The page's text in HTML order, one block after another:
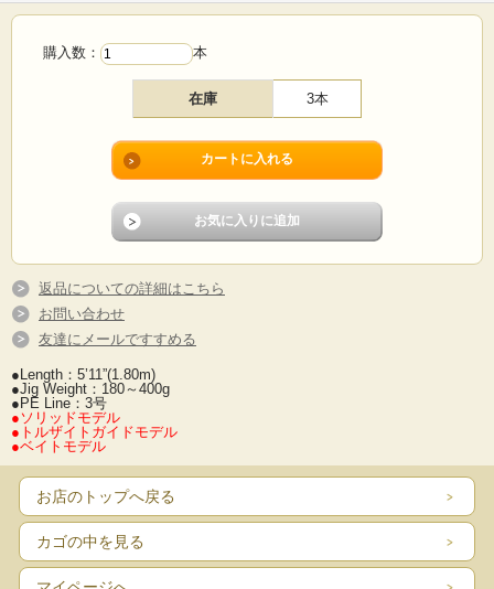
購入数： 本
在庫 3本
返品についての詳細はこちら
お問い合わせ
友達にメールですすめる
●Length：5’11”(1.80m)
●Jig Weight：180～400g
●PE Line：3号
●ソリッドモデル
●トルザイトガイドモデル
●ベイトモデル
お店のトップへ戻る
カゴの中を見る